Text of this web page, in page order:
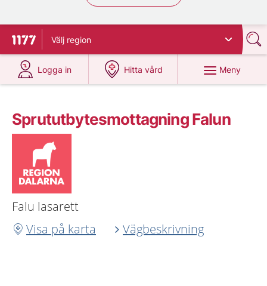
Till startsidan för 1177
Välj region
Logga in
på 1177.se
Hitta vård
på 1177.se
Meny
Sprututbytesmottagning Falun
Falu lasarett
Visa på karta
Vägbeskrivning